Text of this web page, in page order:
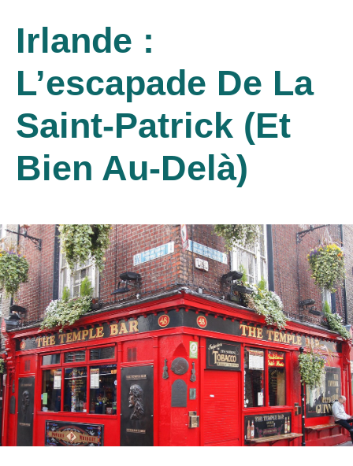
Irlande :
L’escapade De La
Saint-Patrick (et
Bien Au-Delà)